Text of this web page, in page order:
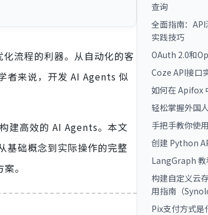
化流程的利器。从自动化的客
者来说，开发 AI Agents 似
建高效的 AI Agents。本文
基础概念到实际操作的完整
。
查询
全面指南：
实践技巧
OAuth 2.0和
Coze API接口
如何在 Apifox
轻松掌握外国
手把手教你使
创建 Python
LangGraph 教
构建自定义云
用指南（
Pix支付方式是